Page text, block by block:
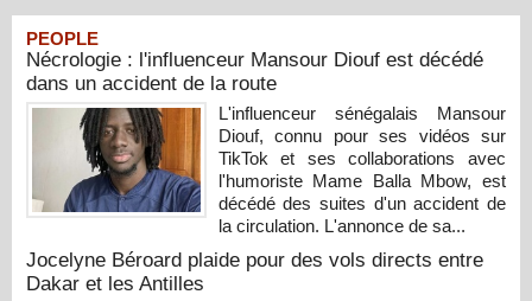
PEOPLE
Nécrologie : l'influenceur Mansour Diouf est décédé
dans un accident de la route
L'influenceur sénégalais Mansour
Diouf, connu pour ses vidéos sur
TikTok et ses collaborations avec
l'humoriste Mame Balla Mbow, est
décédé des suites d'un accident de
la circulation. L'annonce de sa...
Jocelyne Béroard plaide pour des vols directs entre
Dakar et les Antilles